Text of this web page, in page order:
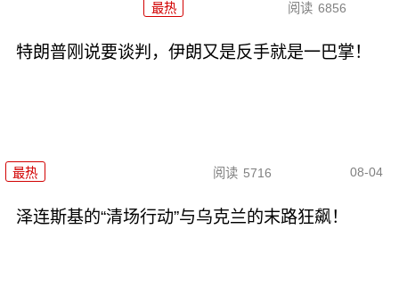
最热 阅读 6856
特朗普刚说要谈判，伊朗又是反手就是一巴掌！
最热 阅读 5716 08-04
泽连斯基的“清场行动”与乌克兰的末路狂飙！